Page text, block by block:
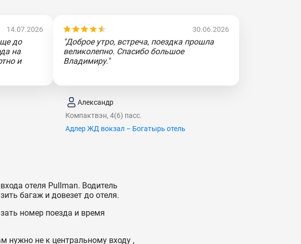
14.07.2026
до
на
и
30.06.2026
"Доброе утро, встреча, поездка прошла
великолепно. Спасибо большое
Владимиру."
Александр
Компактвэн, 4(6) пасс.
Адлер ЖД вокзал – Богатырь отель
отеля Pullman. Водитель
багаж и довезет до отеля.
номер поезда и время
нужно не к центральному входу ,